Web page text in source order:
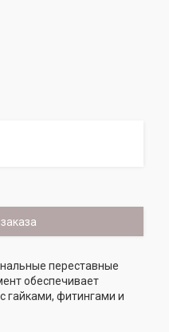
переставные
обеспечивает
гайками, фитингами и